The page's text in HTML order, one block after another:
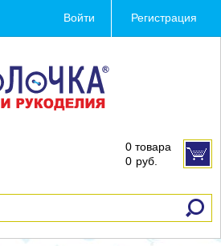
Войти Регистрация
0 товара
0 руб.